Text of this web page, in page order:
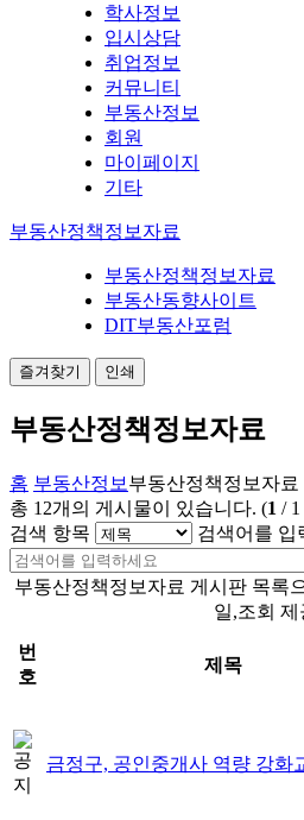
학사정보
입시상담
취업정보
커뮤니티
부동산정보
회원
마이페이지
기타
부동산정책정보자료
부동산정책정보자료
부동산동향사이트
DIT부동산포럼
즐겨찾기 인쇄
부동산정책정보자료
홈 부동산정보 부동산정책정보자료
총 12개의 게시물이 있습니다. (1 / 1
검색 항목
검색어를 입
부동산정책정보자료 게시판 목록
일,조회 제
번
호
제목
금정구, 공인중개사 역량 강화